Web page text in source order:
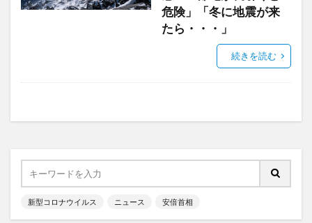
危険」「冬に地震が来
たら・・・」
続きを読む
新型コロナウイルス ニュース 安倍首相